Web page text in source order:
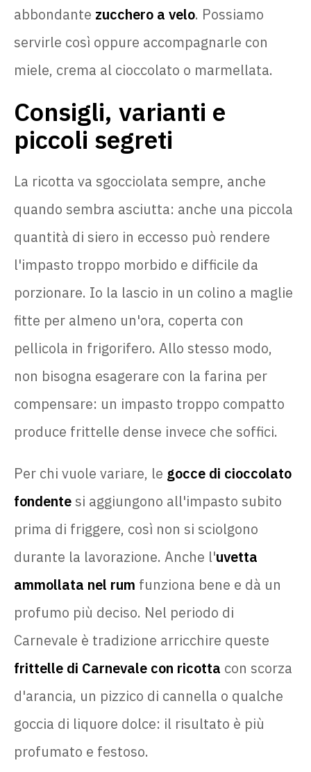
abbondante zucchero a velo. Possiamo
servirle così oppure accompagnarle con
miele, crema al cioccolato o marmellata.
Consigli, varianti e
piccoli segreti
La ricotta va sgocciolata sempre, anche
quando sembra asciutta: anche una piccola
quantità di siero in eccesso può rendere
l'impasto troppo morbido e difficile da
porzionare. Io la lascio in un colino a maglie
fitte per almeno un'ora, coperta con
pellicola in frigorifero. Allo stesso modo,
non bisogna esagerare con la farina per
compensare: un impasto troppo compatto
produce frittelle dense invece che soffici.
Per chi vuole variare, le gocce di cioccolato
fondente si aggiungono all'impasto subito
prima di friggere, così non si sciolgono
durante la lavorazione. Anche l'uvetta
ammollata nel rum funziona bene e dà un
profumo più deciso. Nel periodo di
Carnevale è tradizione arricchire queste
frittelle di Carnevale con ricotta con scorza
d'arancia, un pizzico di cannella o qualche
goccia di liquore dolce: il risultato è più
profumato e festoso.